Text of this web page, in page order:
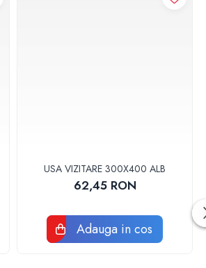
USA VIZITARE 300X400 ALB
62,45 RON
Adauga in cos